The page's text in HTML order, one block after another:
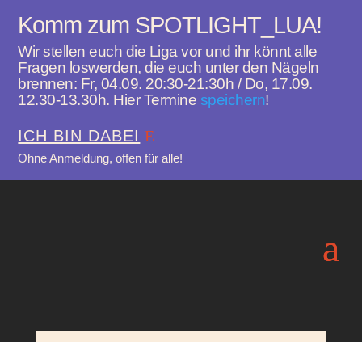
Komm zum SPOTLIGHT_LUA!
Wir stellen euch die Liga vor und ihr könnt alle
Fragen loswerden, die euch unter den Nägeln
brennen: Fr, 04.09. 20:30-21:30h / Do, 17.09.
12.30-13.30h. Hier Termine speichern!
ICH BIN DABEI
Ohne Anmeldung, offen für alle!